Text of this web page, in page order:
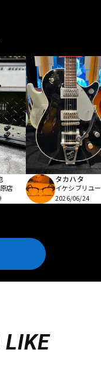
店
タカハタ
イケシブリユ
2026/06/24
LIKE